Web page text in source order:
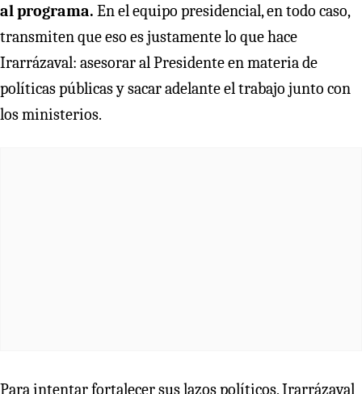
al programa. En el equipo presidencial, en todo caso,
transmiten que eso es justamente lo que hace
Irarrázaval: asesorar al Presidente en materia de
políticas públicas y sacar adelante el trabajo junto con
los ministerios.
Para intentar fortalecer sus lazos políticos, Irarrázaval